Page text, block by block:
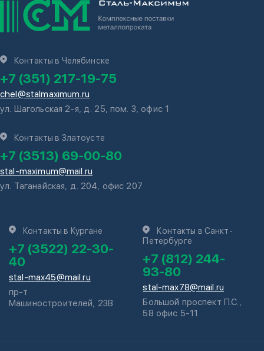
Контакты в Челябинске
+7 (351) 217-19-75
chel@stalmaximum.ru
ул. Шагольская 2-я, д. 25, пом. 3, офис 1
Контакты в Златоусте
+7 (3513) 69-00-80
stal-maximum@mail.ru
ул. Таганайская, д. 204, офис 207
Контакты в Кургане
+7 (3522) 22-30-
40
stal-max45@mail.ru
пр-т
Машиностроителей, 23В
Контакты в Санкт-
Петербурге
+7 (812) 244-
93-80
stal-max78@mail.ru
Большой проспект П.С.,
58 офис 5-11